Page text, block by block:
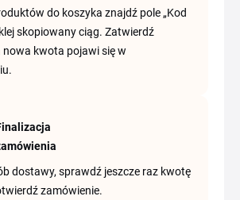
do koszyka znajdź pole „Kod
skopiowany ciąg. Zatwierdź
nowa kwota pojawi się w
dostawy, sprawdź jeszcze raz kwotę
zamówienie.